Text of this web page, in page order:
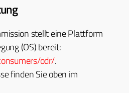
stellt eine Plat­tform
(OS) bere­it:
odr/.
find­en Sie oben im